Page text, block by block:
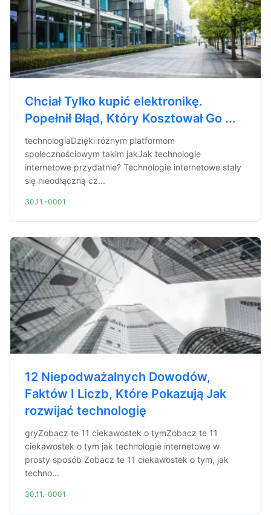
Chciał Tylko kupić elektronikę.
Popełnił Błąd, Który Kosztował Go ...
technologiaDzięki różnym platformom
społecznościowym takim jakJak technologie
internetowe przydatnie? Technologie internetowe stały
się nieodłączną cz...
30.11.-0001
12 Niepodważalnych Dowodów,
Faktów I Liczb, Które Pokazują Jak
rozwijać technologię
gryZobacz te 11 ciekawostek o tymZobacz te 11
ciekawostek o tym jak technologie internetowe w
prosty sposób Zobacz te 11 ciekawostek o tym, jak
techno...
30.11.-0001